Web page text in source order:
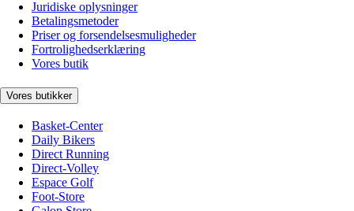
Juridiske oplysninger
Betalingsmetoder
Priser og forsendelsesmuligheder
Fortrolighedserklæring
Vores butik
Vores butikker
Basket-Center
Daily Bikers
Direct Running
Direct-Volley
Espace Golf
Foot-Store